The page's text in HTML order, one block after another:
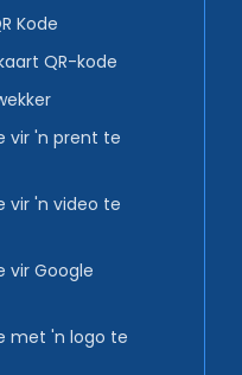
Kode
QR-kode
vir 'n prent te
vir 'n video te
vir Google
met 'n logo te